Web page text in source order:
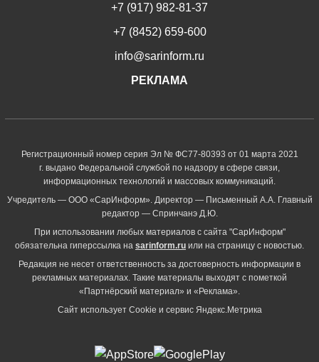
+7 (917) 982-81-37
+7 (8452) 659-600
info@sarinform.ru
РЕКЛАМА
Регистрационный номер серия Эл № ФС77-80393 от 01 марта 2021
г. выдано Федеральной службой по надзору в сфере связи,
информационных технологий и массовых коммуникаций.
Учредитель — ООО «СарИнформ». Директор — Письменный А.А. Главный
редактор — Спринчанэ Д.Ю.
При использовании любых материалов с сайта "СарИнформ"
обязательна гиперссылка на sarinform.ru или на страницу с новостью.
Редакция не несет ответственность за достоверность информации в
рекламных материалах. Такие материалы выходят с пометкой
«Партнёрский материал» и «Реклама».
Сайт использует Cookie и сервиc Яндекс.Метрика